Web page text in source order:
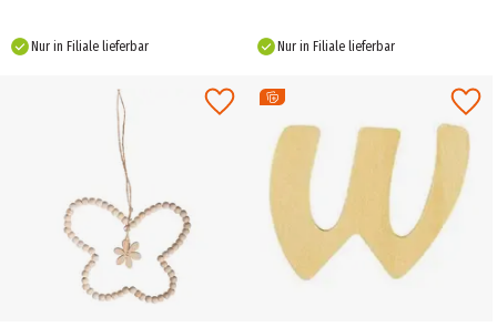
Nur in Filiale lieferbar Nur in Filiale lieferbar